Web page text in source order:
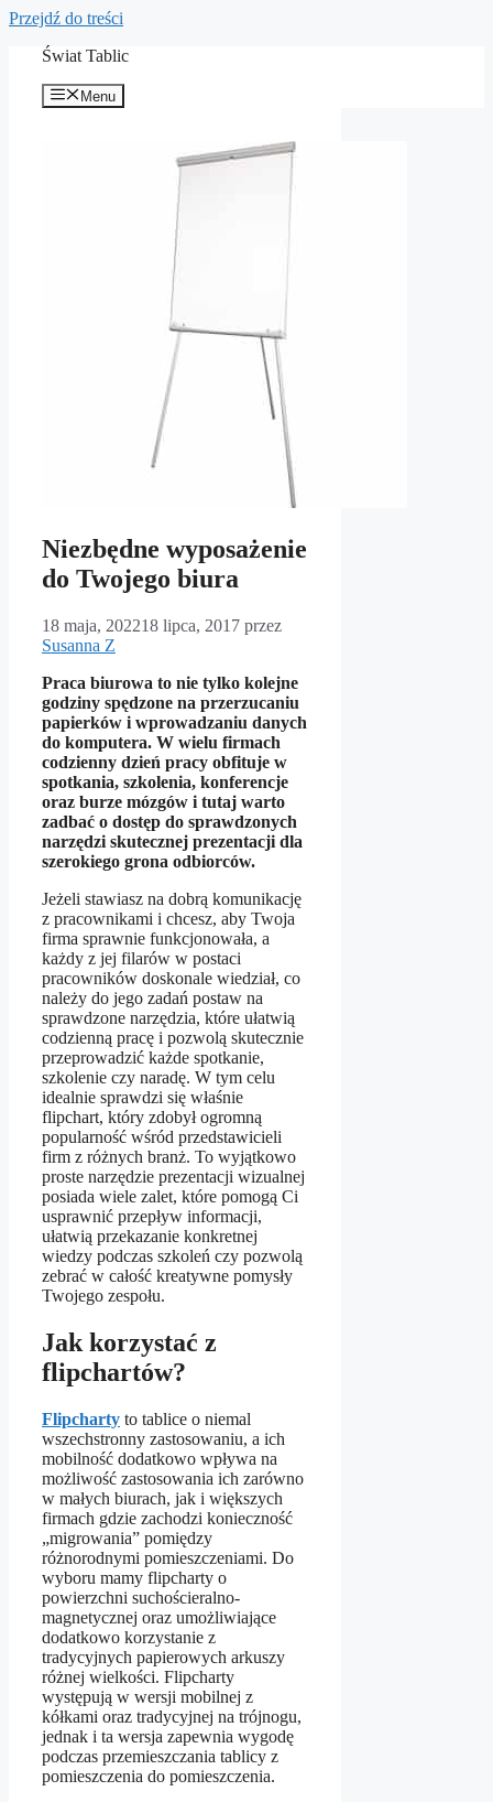
Przejdź do treści
Świat Tablic
Menu
Niezbędne wyposażenie
do Twojego biura
18 maja, 202218 lipca, 2017 przez
Susanna Z
Praca biurowa to nie tylko kolejne
godziny spędzone na przerzucaniu
papierków i wprowadzaniu danych
do komputera. W wielu firmach
codzienny dzień pracy obfituje w
spotkania, szkolenia, konferencje
oraz burze mózgów i tutaj warto
zadbać o dostęp do sprawdzonych
narzędzi skutecznej prezentacji dla
szerokiego grona odbiorców.
Jeżeli stawiasz na dobrą komunikację
z pracownikami i chcesz, aby Twoja
firma sprawnie funkcjonowała, a
każdy z jej filarów w postaci
pracowników doskonale wiedział, co
należy do jego zadań postaw na
sprawdzone narzędzia, które ułatwią
codzienną pracę i pozwolą skutecznie
przeprowadzić każde spotkanie,
szkolenie czy naradę. W tym celu
idealnie sprawdzi się właśnie
flipchart, który zdobył ogromną
popularność wśród przedstawicieli
firm z różnych branż. To wyjątkowo
proste narzędzie prezentacji wizualnej
posiada wiele zalet, które pomogą Ci
usprawnić przepływ informacji,
ułatwią przekazanie konkretnej
wiedzy podczas szkoleń czy pozwolą
zebrać w całość kreatywne pomysły
Twojego zespołu.
Jak korzystać z
flipchartów?
Flipcharty to tablice o niemal
wszechstronny zastosowaniu, a ich
mobilność dodatkowo wpływa na
możliwość zastosowania ich zarówno
w małych biurach, jak i większych
firmach gdzie zachodzi konieczność
„migrowania” pomiędzy
różnorodnymi pomieszczeniami. Do
wyboru mamy flipcharty o
powierzchni suchościeralno-
magnetycznej oraz umożliwiające
dodatkowo korzystanie z
tradycyjnych papierowych arkuszy
różnej wielkości. Flipcharty
występują w wersji mobilnej z
kółkami oraz tradycyjnej na trójnogu,
jednak i ta wersja zapewnia wygodę
podczas przemieszczania tablicy z
pomieszczenia do pomieszczenia.